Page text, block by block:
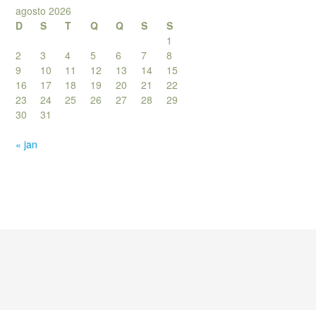
agosto 2026
D
S T Q Q S
S
1
2
3 4 5 6 7
8
9
10 11 12 13 14
15
16
17 18 19 20 21
22
23
24 25 26 27 28
29
30
31
« jan